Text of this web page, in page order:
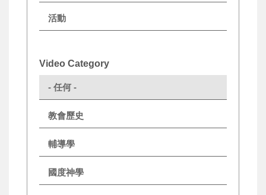
活動
Video Category
- 任何 -
教會歷史
輔導學
國度神學